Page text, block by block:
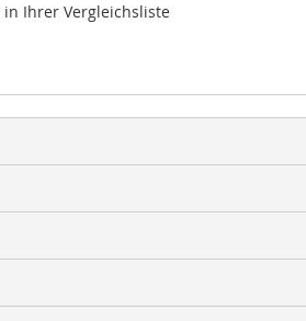
Ihrer Vergleichsliste